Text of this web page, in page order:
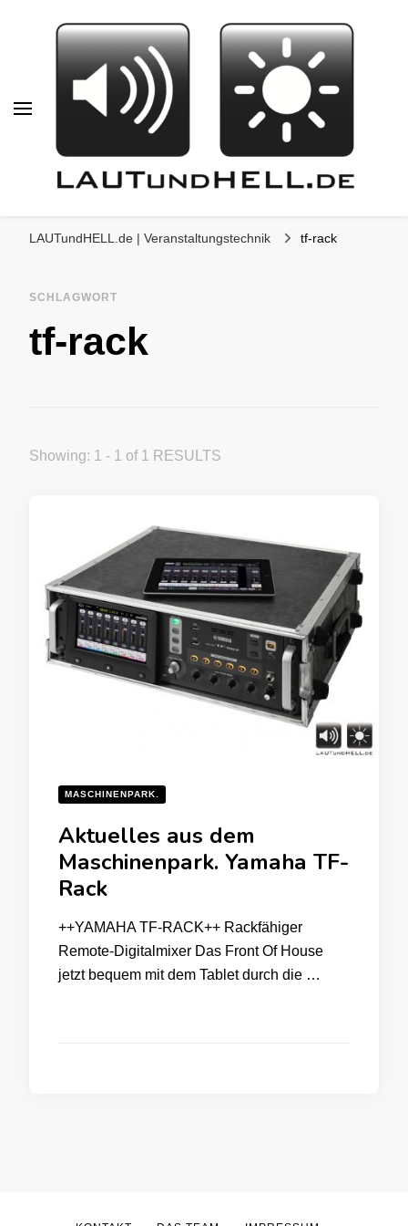
KOMMUNIKATION
LAUTundHELL.de | Veranstaltungstechnik tf-rack
SCHLAGWORT
tf-rack
Showing: 1 - 1 of 1 RESULTS
MASCHINENPARK.
Aktuelles aus dem
Maschinenpark. Yamaha TF-
Rack
++YAMAHA TF-RACK++ Rackfähiger
Remote-Digitalmixer Das Front Of House
jetzt bequem mit dem Tablet durch die …